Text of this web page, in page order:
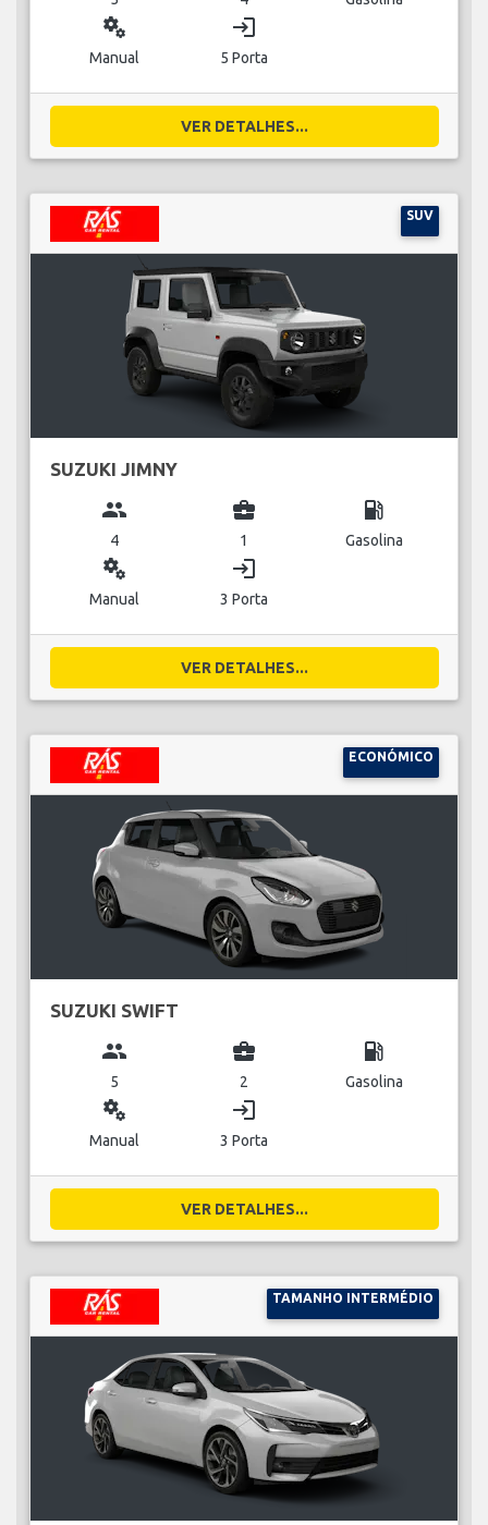
miscellaneous_services
Manual
login
5 Porta
VER DETALHES...
SUV
SUZUKI JIMNY
group
4
business_center
1
local_gas_station
Gasolina
miscellaneous_services
Manual
login
3 Porta
VER DETALHES...
ECONÓMICO
SUZUKI SWIFT
group
5
business_center
2
local_gas_station
Gasolina
miscellaneous_services
Manual
login
3 Porta
VER DETALHES...
TAMANHO INTERMÉDIO